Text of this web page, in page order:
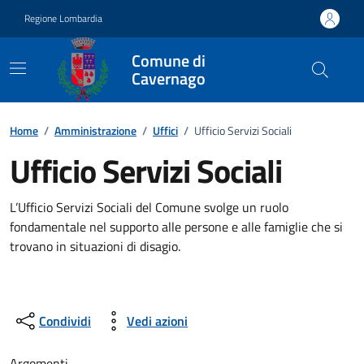
Regione Lombardia
Comune di
Cavernago
Dettagli dell'ufficio
Home / Amministrazione / Uffici / Ufficio Servizi Sociali
Ufficio Servizi Sociali
L’Ufficio Servizi Sociali del Comune svolge un ruolo
fondamentale nel supporto alle persone e alle famiglie che si
trovano in situazioni di disagio.
Condividi Vedi azioni